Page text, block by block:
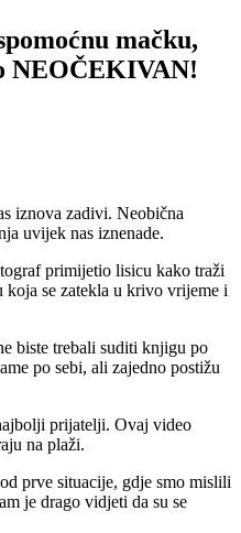
mačku,
NEOČEKIVAN!
iznova zadivi. Neobična
uvijek nas iznenade.
primijetio lisicu kako traži
se zatekla u krivo vrijeme i
biste trebali suditi knjigu po
po sebi, ali zajedno postižu
prijatelji. Ovaj video
na plaži.
prve situacije, gdje smo mislili
je drago vidjeti da su se